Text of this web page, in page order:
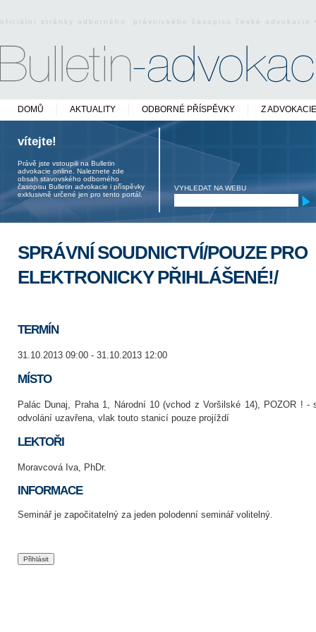
oficiální stránky odborného právnického časopisu české
DOMŮ AKTUALITY ODBORNÉ PŘÍSPĚVKY Z ADVOKACIE
vítejte!
Právě jste vstoupili na Bulletin
advokacie online. Naleznete zde
obsah stavovského odborného
časopisu Bulletin advokacie i příspěvky
exklusivně určené jen pro tento portál.
VYHLEDAT NA WEBU
SPRÁVNÍ SOUDNICTVÍ/POUZE PRO
ELEKTRONICKY PŘIHLÁŠENÉ!/
TERMÍN
31.10.2013 09:00 - 31.10.2013 12:00
MÍSTO
Palác Dunaj, Praha 1, Národní 10 (vchod z Voršilské 14), POZOR ! -
odvolání uzavřena, vlak touto stanicí pouze projíždí
LEKTOŘI
Moravcová Iva, PhDr.
INFORMACE
Seminář je započitatelný za jeden polodenní seminář volitelný.